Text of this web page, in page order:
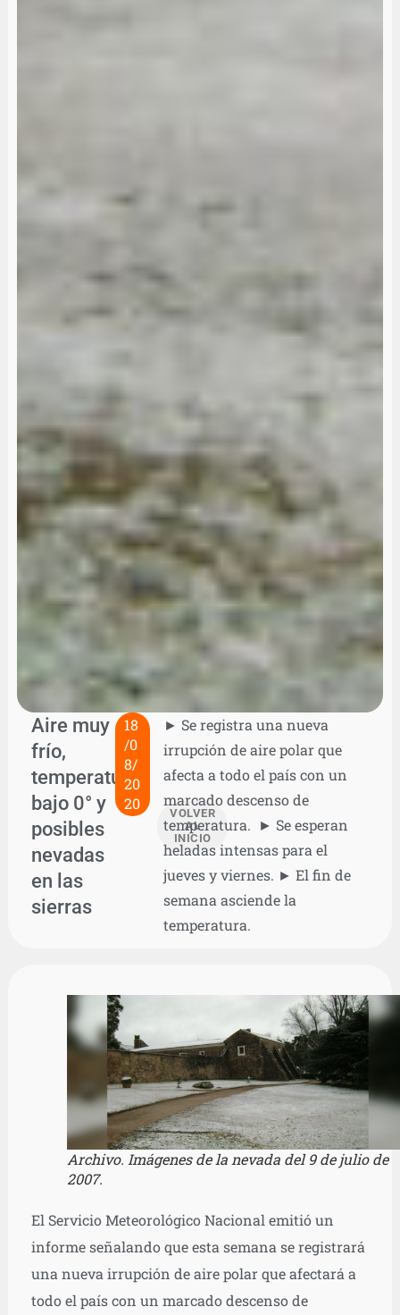
Aire muy
frío,
temperaturas
bajo 0° y
posibles
nevadas
en las
sierras
18
/0
8/
20
20
VOLVER
AL
INICIO
► Se registra una nueva
irrupción de aire polar que
afecta a todo el país con un
marcado descenso de
temperatura. ► Se esperan
heladas intensas para el
jueves y viernes. ► El fin de
semana asciende la
temperatura.
Archivo. Imágenes de la nevada del 9 de julio de
2007.
El Servicio Meteorológico Nacional emitió un
informe señalando que esta semana se registrará
una nueva irrupción de aire polar que afectará a
todo el país con un marcado descenso de